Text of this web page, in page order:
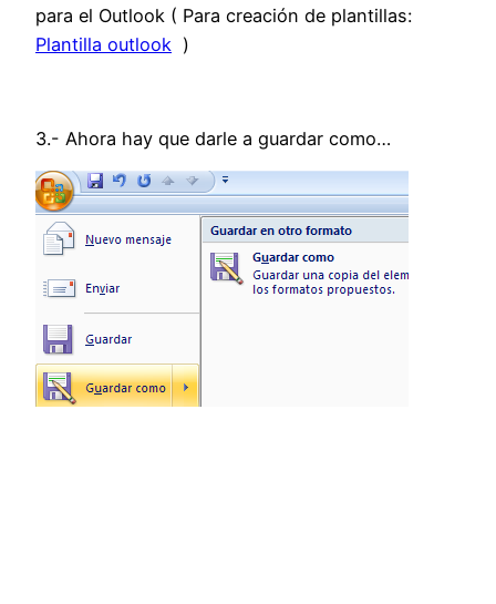
para el Outlook ( Para creación de plantillas:
Plantilla outlook )
3.- Ahora hay que darle a guardar como…